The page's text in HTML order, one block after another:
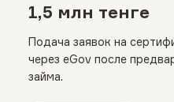
1,5 млн тенге
Подача заявок на
через eGov после
займа.